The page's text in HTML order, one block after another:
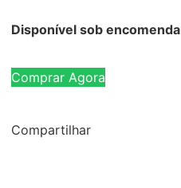
Disponível sob encomenda
Comprar Agora
Compartilhar